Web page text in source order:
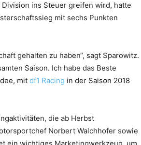
Division ins Steuer greifen wird, hatte
mit sechs Punkten
gehalten zu haben“, sagt Sparowitz.
Saison. Ich habe das Beste
mit df1 Racing in der Saison 2018
die ab Herbst
Norbert Walchhofer sowie